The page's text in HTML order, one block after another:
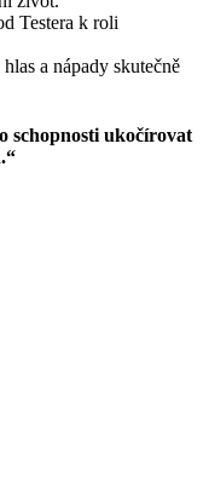
Testera k roli
a nápady skutečně
schopnosti ukočírovat